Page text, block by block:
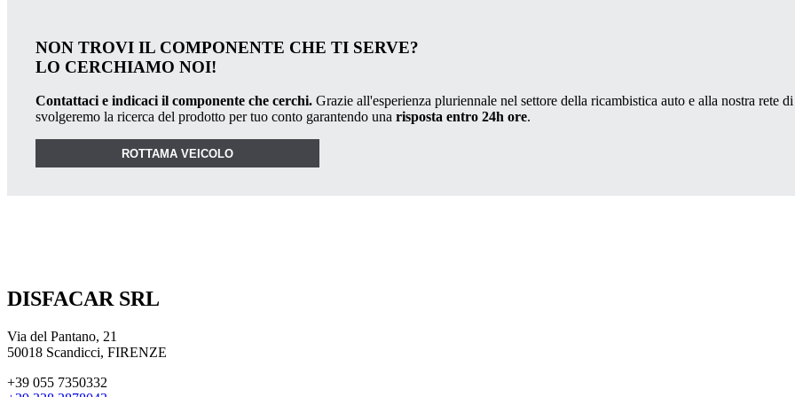
NON TROVI IL COMPONENTE CHE TI SERVE?
LO CERCHIAMO NOI!
Contattaci e indicaci il componente che cerchi. Grazie all'esperienza pluriennale nel settore della ricambistica auto e alla nostra rete di
svolgeremo la ricerca del prodotto per tuo conto garantendo una risposta entro 24h ore.
ROTTAMA VEICOLO
DISFACAR SRL
Via del Pantano, 21
50018 Scandicci, FIRENZE
+39 055 7350332